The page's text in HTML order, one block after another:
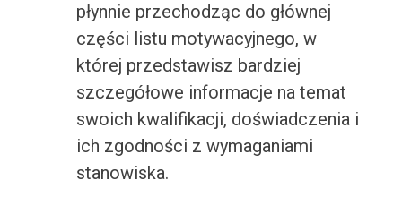
płynnie przechodząc do głównej
części listu motywacyjnego, w
której przedstawisz bardziej
szczegółowe informacje na temat
swoich kwalifikacji, doświadczenia i
ich zgodności z wymaganiami
stanowiska.